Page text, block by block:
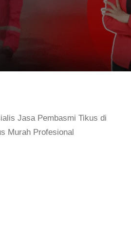
Jasa Pembasmi Tikus di
Murah Profesional